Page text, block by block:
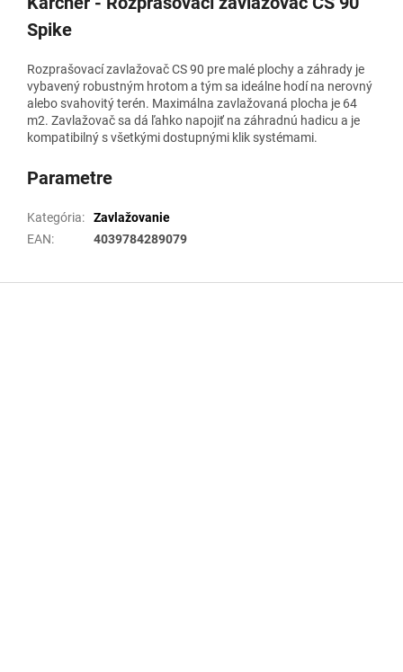
Spike
Rozprašovací zavlažovač CS 90 pre malé plochy a záhrady je
vybavený robustným hrotom a tým sa ideálne hodí na nerovný
alebo svahovitý terén. Maximálna zavlažovaná plocha je 64
m2. Zavlažovač sa dá ľahko napojiť na záhradnú hadicu a je
kompatibilný s všetkými dostupnými klik systémami.
Parametre
Kategória:
Zavlažovanie
EAN: 4039784289079